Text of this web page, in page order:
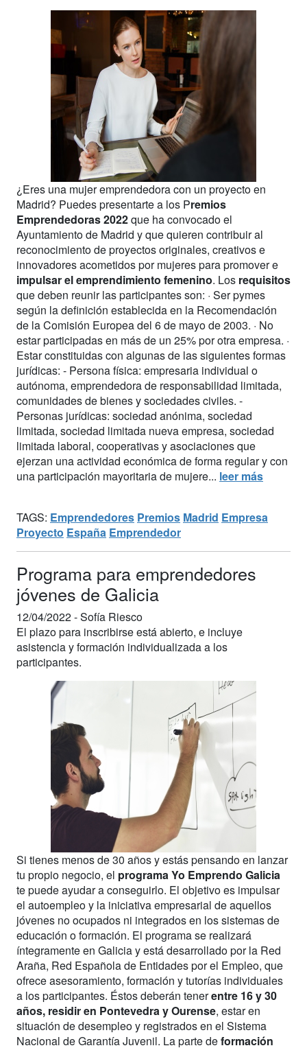
¿Eres una mujer emprendedora con un proyecto en
Madrid? Puedes presentarte a los Premios
Emprendedoras 2022que ha convocado el
Ayuntamiento de Madrid y que quieren contribuir al
reconocimiento de proyectos originales, creativos e
innovadores acometidos por mujeres para promover e
impulsar el emprendimiento femenino. Los requisitos
que deben reunir las participantes son: · Ser pymes
según la definición establecida en la Recomendación
de la Comisión Europea del 6 de mayo de 2003. · No
estar participadas en más de un 25% por otra empresa. ·
Estar constituidas con algunas de las siguientes formas
jurídicas: - Persona física: empresaria individual o
autónoma, emprendedora de responsabilidad limitada,
comunidades de bienes y sociedades civiles. -
Personas jurídicas: sociedad anónima, sociedad
limitada, sociedad limitada nueva empresa, sociedad
limitada laboral, cooperativas y asociaciones que
ejerzan una actividad económica de forma regular y con
una participación mayoritaria de mujere... leer más
TAGS: Emprendedores Premios Madrid Empresa
Proyecto España Emprendedor
Programa para emprendedores
jóvenes de Galicia
12/04/2022 -Sofía Riesco
El plazo para inscribirse está abierto, e incluye
asistencia y formación individualizada a los
participantes.
Si tienes menos de 30 años y estás pensando en lanzar
tu propio negocio, el programa Yo Emprendo Galicia
te puede ayudar a conseguirlo. El objetivo es impulsar
el autoempleo y la iniciativa empresarial de aquellos
jóvenes no ocupados ni integrados en los sistemas de
educación o formación. El programa se realizará
íntegramente en Galicia y está desarrollado por la Red
Araña, Red Española de Entidades por el Empleo, que
ofrece asesoramiento, formación y tutorías individuales
a los participantes. Éstos deberán tenerentre 16 y 30
años, residir en Pontevedra y Ourense, estar en
situación de desempleo y registrados en el Sistema
Nacional de Garantía Juvenil. La parte deformación